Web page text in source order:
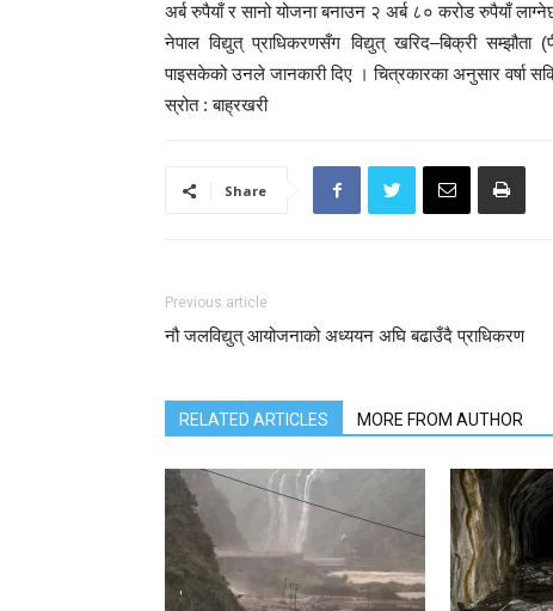
अर्ब रुपैयाँ र सानो योजना बनाउन २ अर्ब ८० करोड रुपैयाँ
नेपाल विद्युत् प्राधिकरणसँग विद्युत् खरिद–बिक्री सम्झौता
पाइसकेको उनले जानकारी दिए । चित्रकारका अनुसार वर्षा
स्रोत : बाह्रखरी
Share
Previous article
नौ जलविद्युत् आयोजनाको अध्ययन अघि बढाउँदै प्राधिकरण
RELATED ARTICLES MORE FROM AUTHOR